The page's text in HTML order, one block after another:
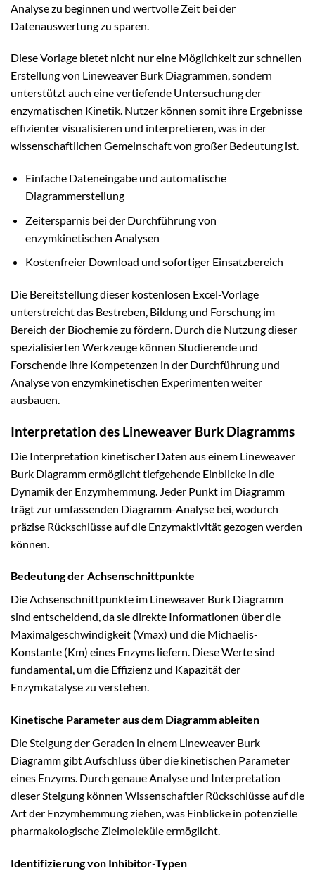
Analyse zu beginnen und wertvolle Zeit bei der
Datenauswertung zu sparen.
Diese Vorlage bietet nicht nur eine Möglichkeit zur schnellen
Erstellung von Lineweaver Burk Diagrammen, sondern
unterstützt auch eine vertiefende Untersuchung der
enzymatischen Kinetik. Nutzer können somit ihre Ergebnisse
effizienter visualisieren und interpretieren, was in der
wissenschaftlichen Gemeinschaft von großer Bedeutung ist.
Einfache Dateneingabe und automatische
Diagrammerstellung
Zeitersparnis bei der Durchführung von
enzymkinetischen Analysen
Kostenfreier Download und sofortiger Einsatzbereich
Die Bereitstellung dieser kostenlosen Excel-Vorlage
unterstreicht das Bestreben, Bildung und Forschung im
Bereich der Biochemie zu fördern. Durch die Nutzung dieser
spezialisierten Werkzeuge können Studierende und
Forschende ihre Kompetenzen in der Durchführung und
Analyse von enzymkinetischen Experimenten weiter
ausbauen.
Interpretation des Lineweaver Burk Diagramms
Die Interpretation kinetischer Daten aus einem Lineweaver
Burk Diagramm ermöglicht tiefgehende Einblicke in die
Dynamik der Enzymhemmung. Jeder Punkt im Diagramm
trägt zur umfassenden Diagramm-Analyse bei, wodurch
präzise Rückschlüsse auf die Enzymaktivität gezogen werden
können.
Bedeutung der Achsenschnittpunkte
Die Achsenschnittpunkte im Lineweaver Burk Diagramm
sind entscheidend, da sie direkte Informationen über die
Maximalgeschwindigkeit (Vmax) und die Michaelis-
Konstante (Km) eines Enzyms liefern. Diese Werte sind
fundamental, um die Effizienz und Kapazität der
Enzymkatalyse zu verstehen.
Kinetische Parameter aus dem Diagramm ableiten
Die Steigung der Geraden in einem Lineweaver Burk
Diagramm gibt Aufschluss über die kinetischen Parameter
eines Enzyms. Durch genaue Analyse und Interpretation
dieser Steigung können Wissenschaftler Rückschlüsse auf die
Art der Enzymhemmung ziehen, was Einblicke in potenzielle
pharmakologische Zielmoleküle ermöglicht.
Identifizierung von Inhibitor-Typen